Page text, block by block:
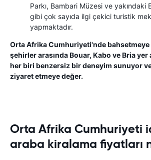
Parkı, Bambari Müzesi ve yakındaki
gibi çok sayıda ilgi çekici turistik
yapmaktadır.
Orta Afrika Cumhuriyeti'nde
şehirler arasında Bouar, Kabo ve Bria yer
her biri benzersiz bir deneyim sunuyor
ziyaret etmeye değer.
Orta Afrika Cumhuriyeti
araba kiralama fiyatları